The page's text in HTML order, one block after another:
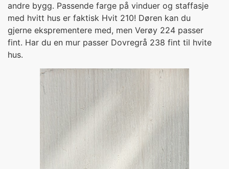
andre bygg. Passende farge på vinduer og staffasje
med hvitt hus er faktisk Hvit 210! Døren kan du
gjerne eksprementere med, men Verøy 224 passer
fint. Har du en mur passer Dovregrå 238 fint til hvite
hus.